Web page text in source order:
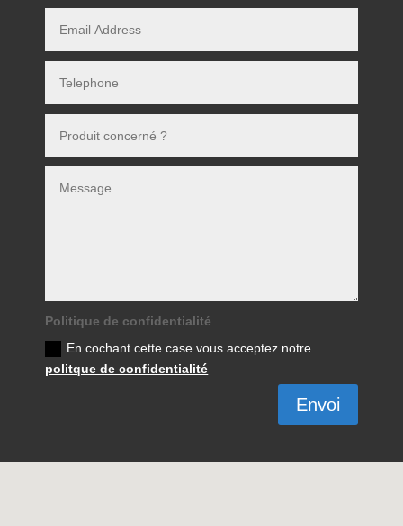
Politique de confidentialité
En cochant cette case vous acceptez notre
politque de confidentialité
Envoi